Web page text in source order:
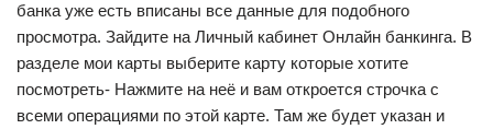
банка уже есть вписаны все данные для подобного
просмотра. Зайдите на Личный кабинет Онлайн банкинга. В
разделе мои карты выберите карту которые хотите
посмотреть- Нажмите на неё и вам откроется строчка с
всеми операциями по этой карте. Там же будет указан и